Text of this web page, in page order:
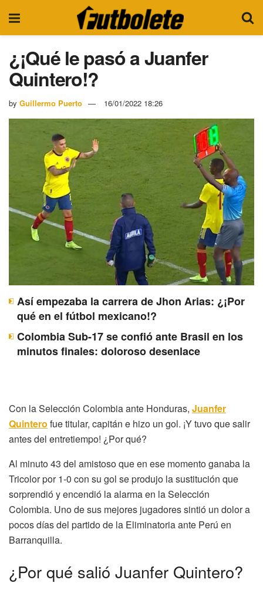
¿¡Qué le pasó a Juanfer
Quintero!?
by Guillermo Puerto 16/01/2022 18:26
Así empezaba la carrera de Jhon Arias: ¿¡Por
qué en el fútbol mexicano!?
Colombia Sub-17 se confió ante Brasil en los
minutos finales: doloroso desenlace
Con la Selección Colombia ante Honduras, Juanfer
Quintero fue titular, capitán e hizo un gol. ¡Y tuvo que salir
antes del entretiempo! ¿Por qué?
Al minuto 43 del amistoso que en ese momento ganaba la
Tricolor por 1-0 con su gol se produjo la sustitución que
sorprendió y encendió la alarma en la Selección
Colombia. Uno de sus mejores jugadores sintió un dolor a
pocos días del partido de la Eliminatoria ante Perú en
Barranquilla.
¿Por qué salió Juanfer Quintero?